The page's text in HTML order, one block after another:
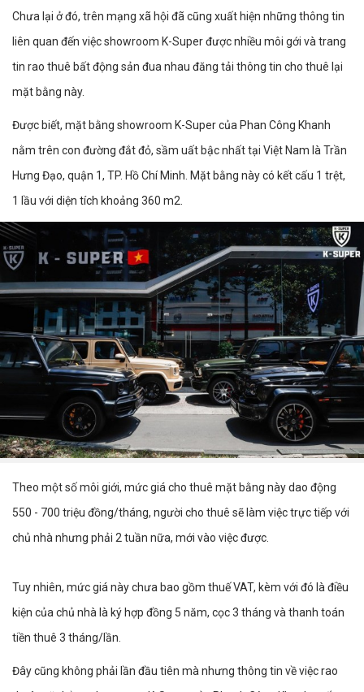
Chưa lại ở đó, trên mạng xã hội đã cũng xuất hiện những thông tin
liên quan đến việc showroom K-Super được nhiều môi gới và trang
tin rao thuê bất động sản đua nhau đăng tải thông tin cho thuê lại
mặt bằng này.
Được biết, mặt bằng showroom K-Super của Phan Công Khanh
nằm trên con đường đắt đỏ, sầm uất bậc nhất tại Việt Nam là Trần
Hưng Đạo, quận 1, TP. Hồ Chí Minh. Mặt bằng này có kết cấu 1 trệt,
1 lầu với diện tích khoảng 360 m2.
Theo một số môi giới, mức giá cho thuê mặt bằng này dao động
550 - 700 triệu đồng/tháng, người cho thuê sẽ làm việc trực tiếp với
chủ nhà nhưng phải 2 tuần nữa, mới vào việc được.
Tuy nhiên, mức giá này chưa bao gồm thuế VAT, kèm với đó là điều
kiện của chủ nhà là ký hợp đồng 5 năm, cọc 3 tháng và thanh toán
tiền thuê 3 tháng/lần.
Đây cũng không phải lần đầu tiên mà nhưng thông tin về việc rao